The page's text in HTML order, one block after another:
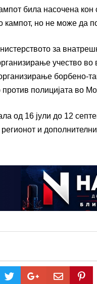
била насочена
но не може да
за
учество
борбено-
против полицијата во
од 16 јули до 12
и